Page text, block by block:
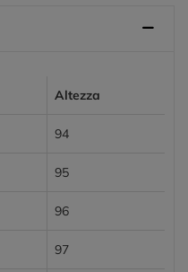
Altezza
94
95
96
97